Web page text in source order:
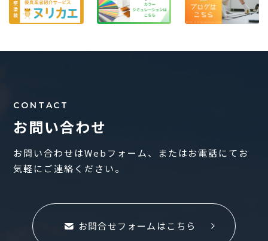
CONTACT
お問い合わせ
お問い合わせはWebフォーム、またはお電話にてお
気軽にご連絡ください。
お問合せフォームはこちら